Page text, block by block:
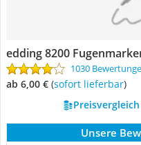
edding 8200
1030
ab 6,00 € ( Sofort lieferbar)
Unsere